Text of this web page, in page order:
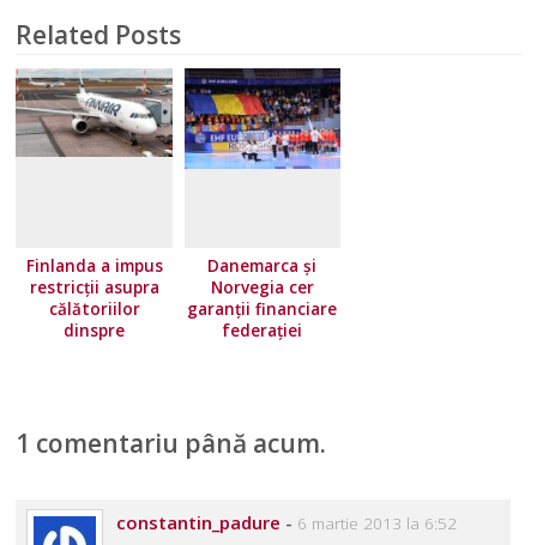
Related Posts
Finlanda a impus
restricţii asupra
călătoriilor
dinspre
condițiile de
călătorie
Danemarca și
Norvegia cer
garanții financiare
federației
1 comentariu până acum.
constantin_padure - 6 martie 2013 la 6:52